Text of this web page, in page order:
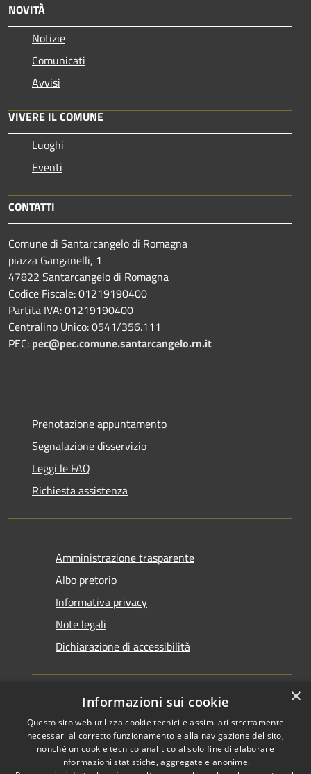
NOVITÀ
Notizie
Comunicati
Avvisi
VIVERE IL COMUNE
Luoghi
Eventi
CONTATTI
Comune di Santarcangelo di Romagna
piazza Ganganelli, 1
47822 Santarcangelo di Romagna
Codice Fiscale: 01219190400
Partita IVA: 01219190400
Centralino Unico: 0541/356.111
PEC: pec@pec.comune.santarcangelo.rn.it
Prenotazione appuntamento
Segnalazione disservizio
Leggi le FAQ
Richiesta assistenza
Amministrazione trasparente
Albo pretorio
Informativa privacy
Note legali
Dichiarazione di accessibilità
RSS
Accessibilità
Copyright © 2026 • Comune di
Santarcangelo di Romagna •
Powered byMunicipium
×
Informazioni sui cookie
Questo sito web utilizza cookie tecnici e assimilati strettamente
necessari al corretto funzionamento e alla navigazione del sito,
nonché un cookie tecnico analitico al solo fine di elaborare
informazioni statistiche, aggregate e anonime.